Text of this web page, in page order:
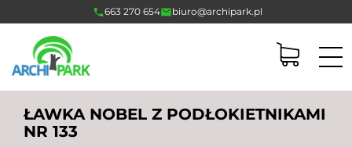
663 270 654 biuro@archipark.pl
ŁAWKA NOBEL Z PODŁOKIETNIKAMI
NR 133